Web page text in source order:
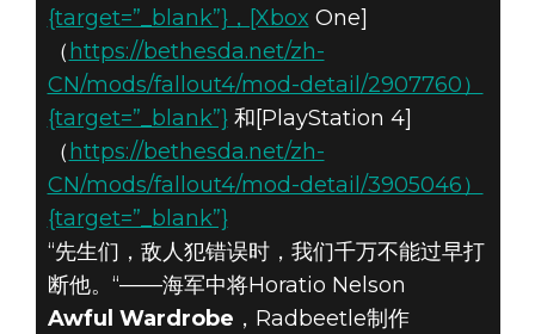
{target=”_blank”}，[Xbox One]
（ https://bethesda.net/zh-
CN/mods/fallout4/mod-detail/2907760）
{target=”_blank”}和[PlayStation 4]
（ https://bethesda.net/zh-
CN/mods/fallout4/mod-detail/3905046）
{target=”_blank”}
“先生们，敌人犯错误时，我们千万不能过早打
断他。“——海军中将Horatio Nelson
Awful Wardrobe ，Radbeetle制作